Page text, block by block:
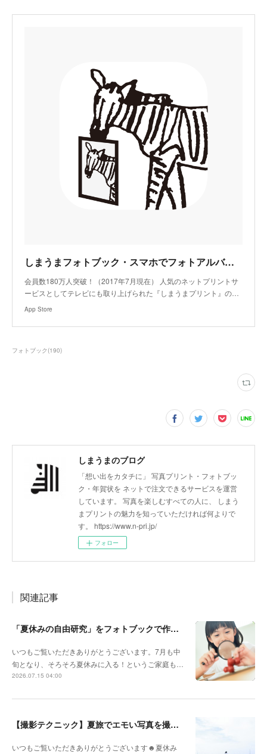
‎しまうまフォトブック・スマホでフォトアルバムを簡単注文
‎会員数180万人突破！（2017年7月現在） 人気のネットプリントサ
ービスとしてテレビにも取り上げられた『しまうまプリント』の…
App Store
フォトブック (190)
しまうまのブログ
「想い出をカタチに」 写真プリント・フォトブッ
ク・年賀状を ネットで注文できるサービスを運営
しています。 写真を楽しむすべての人に、 しまう
まプリントの魅力を知っていただければ何よりで
す。 https://www.n-pri.jp/
フォロー
関連記事
「夏休みの自由研究」をフォトブックで作ろう🔎
いつもご覧いただきありがとうございます。7月も中
旬となり、そろそろ夏休みに入る！というご家庭も…
2026.07.15 04:00
【撮影テクニック】夏旅でエモい写真を撮るポイント！
いつもご覧いただきありがとうございます☻夏休み